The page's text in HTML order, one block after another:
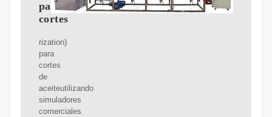
para
cortes
rization)
para
cortes
de
aceiteutilizando
simuladores
comerciales.